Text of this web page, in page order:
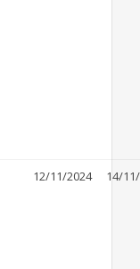
12/11/2024 14/